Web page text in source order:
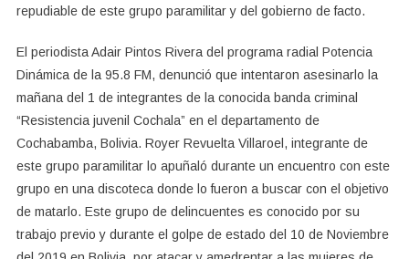
Periodista
Pintos
En
Bolivia
repudiable de este grupo paramilitar y del gobierno de facto.
El periodista Adair Pintos Rivera del programa radial Potencia
Dinámica de la 95.8 FM, denunció que intentaron asesinarlo la
mañana del 1 de integrantes de la conocida banda criminal
“Resistencia juvenil Cochala” en el departamento de
Cochabamba, Bolivia. Royer Revuelta Villaroel, integrante de
este grupo paramilitar lo apuñaló durante un encuentro con este
grupo en una discoteca donde lo fueron a buscar con el objetivo
de matarlo. Este grupo de delincuentes es conocido por su
trabajo previo y durante el golpe de estado del 10 de Noviembre